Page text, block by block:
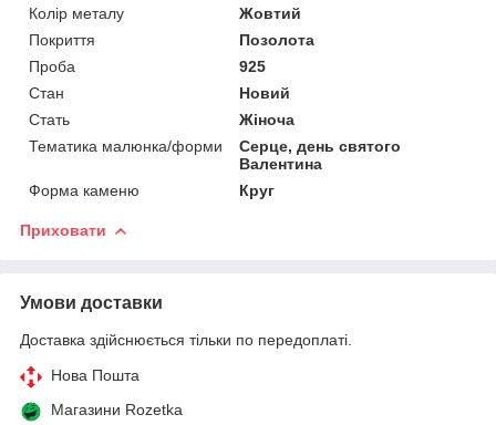
Колір металу
Жовтий
Покриття
Позолота
Проба
925
Стан
Новий
Стать
Жіноча
Тематика малюнка/форми
Серце, день святого
Валентина
Форма каменю
Круг
Приховати
Умови доставки
Доставка здійснюється тільки по передоплаті.
Нова Пошта
Магазини Rozetka